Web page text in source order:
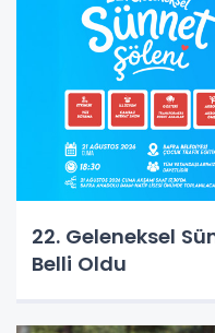
22. Geleneksel
Belli Oldu